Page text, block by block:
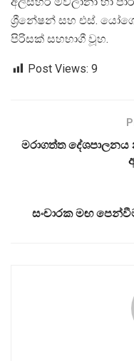
ශ්‍රීනේෂන් සහ එස්.
පිරිසක් සහභාගී වූහ.
Post Views: 9
මරාගත්ත
සංචාරක මඟ